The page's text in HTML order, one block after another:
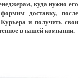
куда нужно его
доставку, после
и получить свои
в нашей компании.